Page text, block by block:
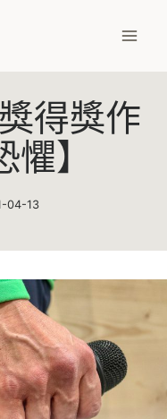
得獎作
】
04-13